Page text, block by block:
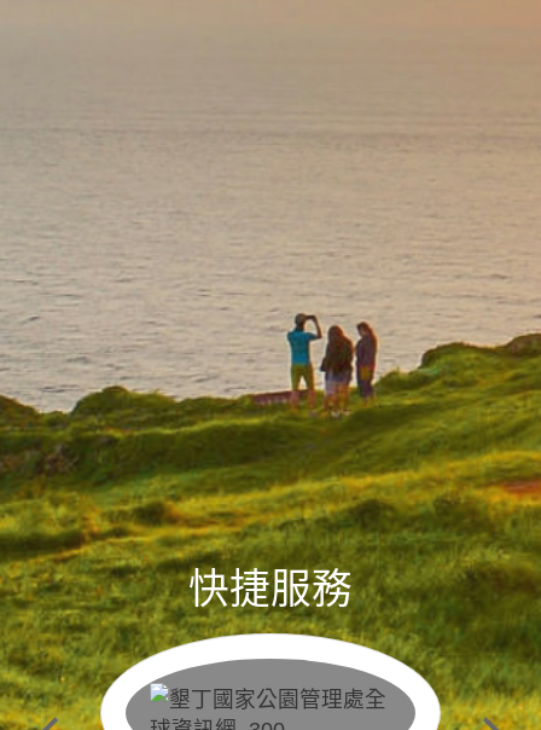
快捷服務